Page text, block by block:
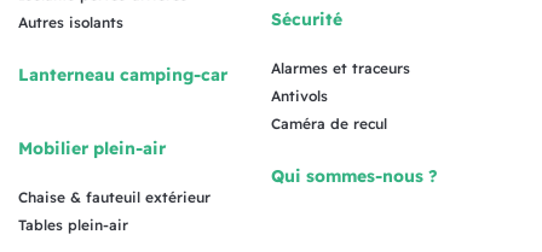
Autres isolants
Lanterneau camping-car
Mobilier plein-air
Chaise & fauteuil extérieur
Tables plein-air
Sécurité
Alarmes et traceurs
Antivols
Caméra de recul
Qui sommes-nous ?